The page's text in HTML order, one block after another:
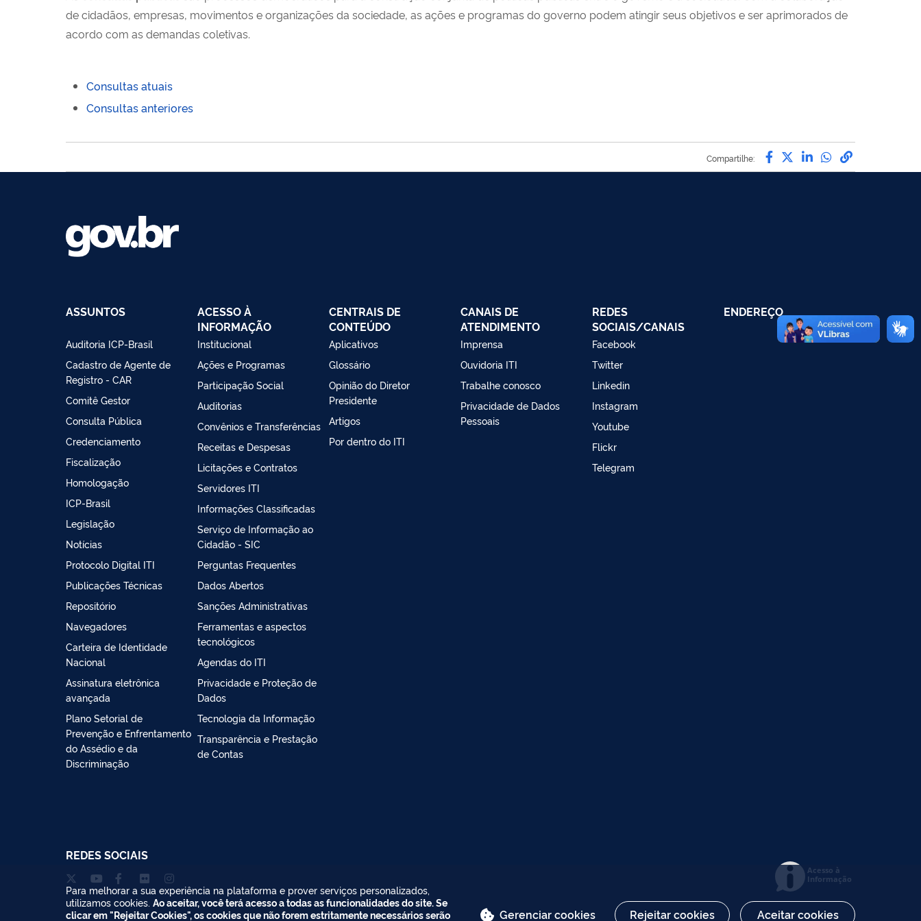
de cidadãos, empresas, movimentos e organizações da sociedade, as ações e programas do governo podem atingir seus objetivos e ser aprimorados de
acordo com as demandas coletivas.
Consultas atuais
Consultas anteriores
Compartilhe: Compartilhe por
Compartilhe por
Compartilhe por
Compartilhe
link para
ASSUNTOS
Auditoria ICP-Brasil
Cadastro de Agente de
Registro - CAR
Comitê Gestor
Consulta Pública
Credenciamento
Fiscalização
Homologação
ICP-Brasil
Legislação
Notícias
Protocolo Digital ITI
Publicações Técnicas
Repositório
Navegadores
Carteira de Identidade
Nacional
Assinatura eletrônica
avançada
Plano Setorial de
Prevenção e Enfrentamento
do Assédio e da
Discriminação
ACESSO À
INFORMAÇÃO
Institucional
Ações e Programas
Participação Social
Auditorias
Convênios e Transferências
Receitas e Despesas
Licitações e Contratos
Servidores ITI
Informações Classificadas
Serviço de Informação ao
Cidadão - SIC
Perguntas Frequentes
Dados Abertos
Sanções Administrativas
Ferramentas e aspectos
tecnológicos
Agendas do ITI
Privacidade e Proteção de
Dados
Tecnologia da Informação
Transparência e Prestação
de Contas
CENTRAIS DE
CONTEÚDO
Aplicativos
Glossário
Opinião do Diretor
Presidente
Artigos
Por dentro do ITI
CANAIS DE
ATENDIMENTO
Imprensa
Ouvidoria ITI
Trabalhe conosco
Privacidade de Dados
Pessoais
REDES
SOCIAIS/CANAIS
Facebook
Twitter
Linkedin
Instagram
Youtube
Flickr
Telegram
ENDEREÇO
REDES SOCIAIS
Acesso à
Informação
Para melhorar a sua experiência na plataforma e prover serviços personalizados,
utilizamos cookies. Ao aceitar, você terá acesso a todas as funcionalidades do site. Se
clicar em "Rejeitar Cookies", os cookies que não forem estritamente necessários serão
Gerenciar cookies Rejeitar cookies Aceitar cookies